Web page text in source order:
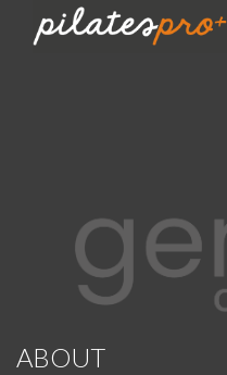
ABOUT